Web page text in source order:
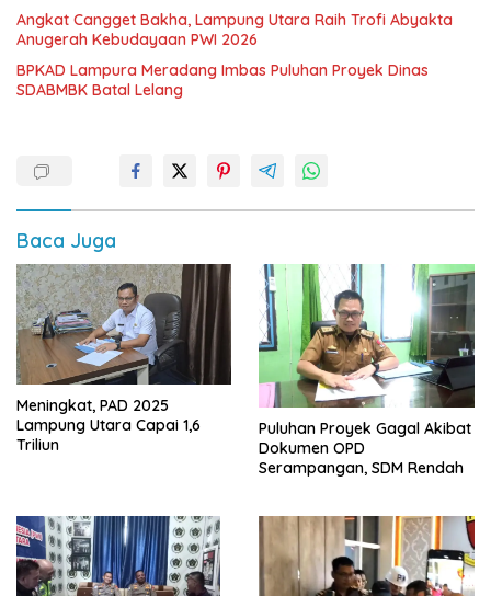
Angkat Cangget Bakha, Lampung Utara Raih Trofi Abyakta
Anugerah Kebudayaan PWI 2026
BPKAD Lampura Meradang Imbas Puluhan Proyek Dinas
SDABMBK Batal Lelang
Baca Juga
Meningkat, PAD 2025
Lampung Utara Capai 1,6
Triliun
Puluhan Proyek Gagal Akibat
Dokumen OPD
Serampangan, SDM Rendah